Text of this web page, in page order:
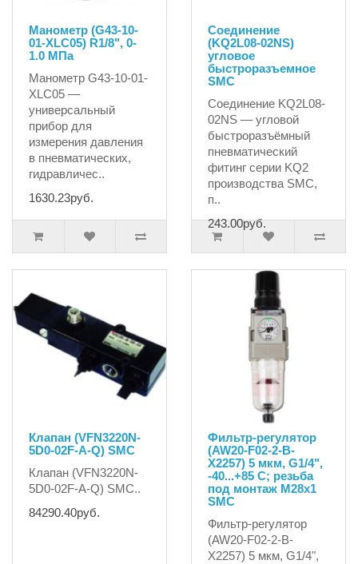
Манометр (G43-10-
01-XLC05) R1/8", 0-
1.0 MПа
Манометр G43-10-01-
XLC05 —
универсальный
прибор для
измерения давления
в пневматических,
гидравличес..
1630.23руб.
Соединение
(KQ2L08-02NS)
угловое
быстроразъемное
SMC
Соединение KQ2L08-
02NS — угловой
быстроразъёмный
пневматический
фитинг серии KQ2
производства SMC,
п..
243.00руб.
Клапан (VFN3220N-
5D0-02F-A-Q) SMC
Клапан (VFN3220N-
5D0-02F-A-Q) SMC..
84290.40руб.
Фильтр-регулятор
(AW20-F02-2-B-
X2257) 5 мкм, G1/4",
-40...+85 C; резьба
под монтаж М28х1
SMC
Фильтр-регулятор
(AW20-F02-2-B-
X2257) 5 мкм, G1/4",